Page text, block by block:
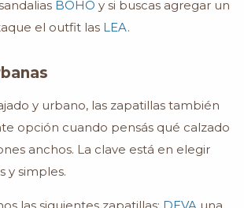
BOHO y si buscas agregar un
el outfit las LEA.
y urbano, las zapatillas también
opción cuando pensás qué calzado
anchos. La clave está en elegir
y simples.